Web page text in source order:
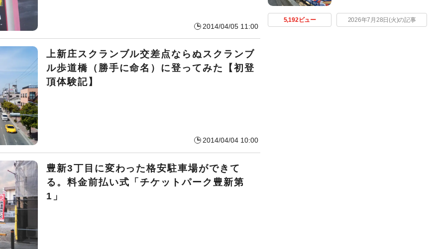
2014/04/05 11:00
上新庄スクランブル交差点ならぬスクランブ
ル歩道橋（勝手に命名）に登ってみた【初登
頂体験記】
2014/04/04 10:00
豊新3丁目に変わった格安駐車場ができて
る。料金前払い式「チケットパーク豊新第
1」
5,192ビュー 2026年7月28日(火)の記事